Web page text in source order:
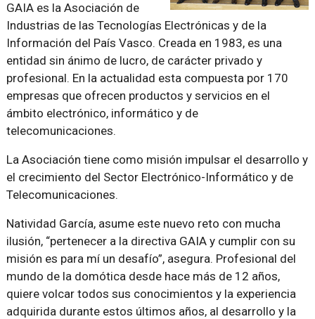
GAIA es la Asociación de
Industrias de las Tecnologías Electrónicas y de la
Información del País Vasco. Creada en 1983, es una
entidad sin ánimo de lucro, de carácter privado y
profesional. En la actualidad esta compuesta por 170
empresas que ofrecen productos y servicios en el
ámbito electrónico, informático y de
telecomunicaciones.
La Asociación tiene como misión impulsar el desarrollo y
el crecimiento del Sector Electrónico-Informático y de
Telecomunicaciones.
Natividad García, asume este nuevo reto con mucha
ilusión, “pertenecer a la directiva GAIA y cumplir con su
misión es para mí un desafío”, asegura. Profesional del
mundo de la domótica desde hace más de 12 años,
quiere volcar todos sus conocimientos y la experiencia
adquirida durante estos últimos años, al desarrollo y la